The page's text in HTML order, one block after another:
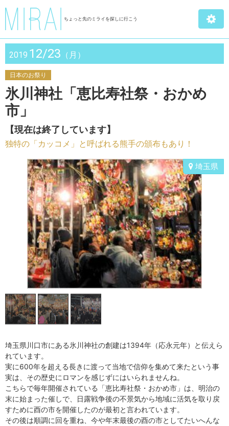
ちょっと先のミライを探しに行こう
2019 12/23 （月）
日本のお祭り
氷川神社「恵比寿社祭・おかめ
市」
【現在は終了しています】
独特の「カッコメ」と呼ばれる熊手の頒布もあり！
埼玉県
埼玉県川口市にある氷川神社の創建は1394年（応永元年）と伝えら
れています。
実に600年を超える長きに渡って当地で信仰を集めて来たという事
実は、その歴史にロマンを感じずにはいられませんね。
こちらで毎年開催されている「恵比寿社祭・おかめ市」は、明治の
末に始まった催しで、日露戦争後の不景気から地域に活気を取り戻
すために酉の市を開催したのが最初と言われています。
その後は順調に回を重ね、今や年末最後の酉の市としてたいへんな